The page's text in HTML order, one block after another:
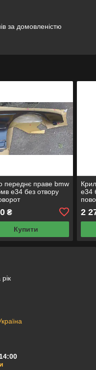
за домовленістю
переднє праве bmw
e34 без отвору
₴
Купити
e34
2